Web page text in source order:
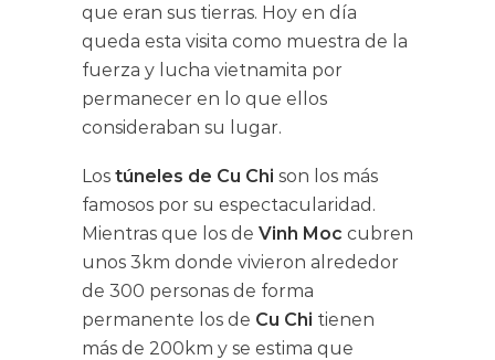
que eran sus tierras. Hoy en día
queda esta visita como muestra de la
fuerza y lucha vietnamita por
permanecer en lo que ellos
consideraban su lugar.
Los túneles de Cu Chi son los más
famosos por su espectacularidad.
Mientras que los de Vinh Moc cubren
unos 3km donde vivieron alrededor
de 300 personas de forma
permanente los de Cu Chi tienen
más de 200km y se estima que